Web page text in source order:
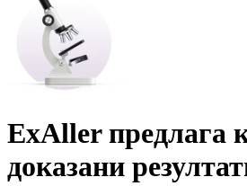
ExAller предлага
доказани